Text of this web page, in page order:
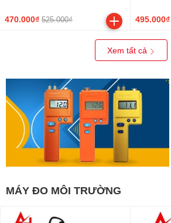
470.000₫ 525.000₫ 495.000₫
Xem tất cả
MÁY ĐO MÔI TRƯỜNG